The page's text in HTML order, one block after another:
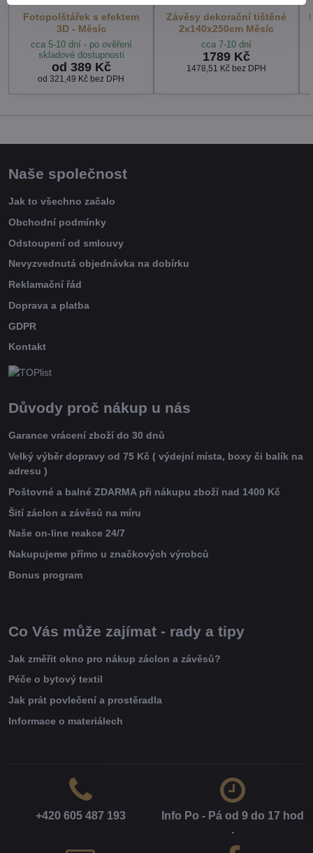
Fotopolštářek s efektem
3D - Měsíc
cca 5-10 dní - po ověření
skladové dostupnosti
od 389 Kč
od 321,49 Kč bez DPH
Závěsy dekorační tištěné
2x140x250cm Měsíc
cca 7-10 dní
1789 Kč
1478,51 Kč bez DPH
Naše společnost
Jak to všechno začalo
Obchodní podmínky
Odstoupení od smlouvy
Nevyzvednutá objednávka na dobírku
Reklamační řád
Doprava a platba
GDPR
Kontakt
Důvody proč nákup u nás
Garance vrácení zboží do 30 dnů
Velký výběr dopravy od 75 Kč ( výdejní místa, boxy či balík na
adresu )
Poštovné a balné ZDARMA při nákupu zboží nad 1400 Kč
Šití záclon a závěsů na míru
Naše on-line reakce 24/7
Nakupujeme přímo u značkových výrobců
Bonus program
Co Vás může zajímat - rady a tipy
Jak změřit okno pro nákup záclon a závěsů?
Péče o bytový textil
Jak prát povlečení a prostěradla
Informace o materiálech
+420 605 487 193
Info Po - Pá od 9 do 17 hod​
.